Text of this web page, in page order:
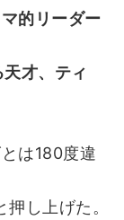
的リーダー
才、ティ
は180度違
し上げた。